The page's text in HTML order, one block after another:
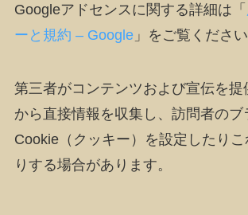
Googleアドセンスに関する詳細は「
ーと規約 – Google」をご覧ください
第三者がコンテンツおよび宣伝を提
から直接情報を収集し、訪問者のブ
Cookie（クッキー）を設定したり
りする場合があります。